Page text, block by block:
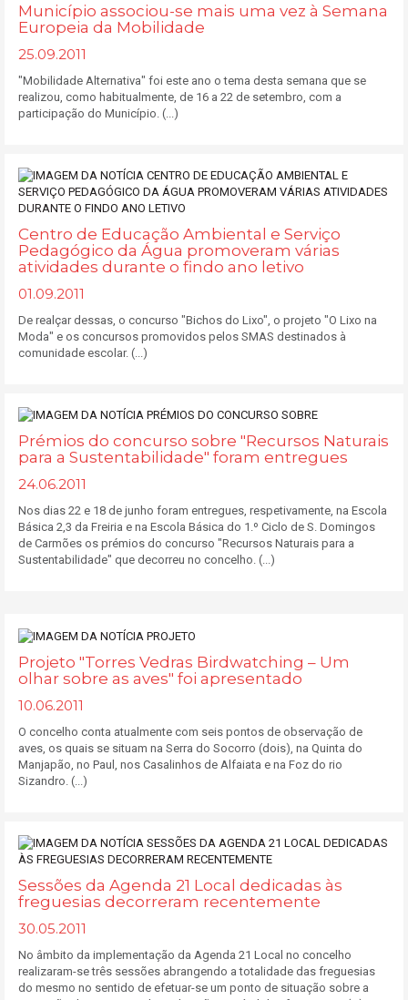
Município associou-se mais uma vez à Semana
Europeia da Mobilidade
25.09.2011
"Mobilidade Alternativa" foi este ano o tema desta semana que se
realizou, como habitualmente, de 16 a 22 de setembro, com a
participação do Município. (...)
Centro de Educação Ambiental e Serviço
Pedagógico da Água promoveram várias
atividades durante o findo ano letivo
01.09.2011
De realçar dessas, o concurso "Bichos do Lixo", o projeto "O Lixo na
Moda" e os concursos promovidos pelos SMAS destinados à
comunidade escolar. (...)
Prémios do concurso sobre "Recursos Naturais
para a Sustentabilidade" foram entregues
24.06.2011
Nos dias 22 e 18 de junho foram entregues, respetivamente, na Escola
Básica 2,3 da Freiria e na Escola Básica do 1.º Ciclo de S. Domingos
de Carmões os prémios do concurso "Recursos Naturais para a
Sustentabilidade" que decorreu no concelho. (...)
Projeto "Torres Vedras Birdwatching – Um
olhar sobre as aves" foi apresentado
10.06.2011
O concelho conta atualmente com seis pontos de observação de
aves, os quais se situam na Serra do Socorro (dois), na Quinta do
Manjapão, no Paul, nos Casalinhos de Alfaiata e na Foz do rio
Sizandro. (...)
Sessões da Agenda 21 Local dedicadas às
freguesias decorreram recentemente
30.05.2011
No âmbito da implementação da Agenda 21 Local no concelho
realizaram-se três sessões abrangendo a totalidade das freguesias
do mesmo no sentido de efetuar-se um ponto de situação sobre a